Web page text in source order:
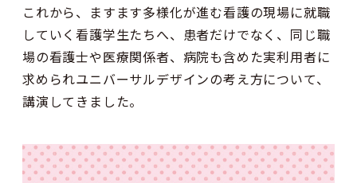
これから、ますます多様化が進む看護の現場に就職
していく看護学生たちへ、患者だけでなく、同じ職
場の看護士や医療関係者、病院も含めた実利用者に
求められユニバーサルデザインの考え方について、
講演してきました。